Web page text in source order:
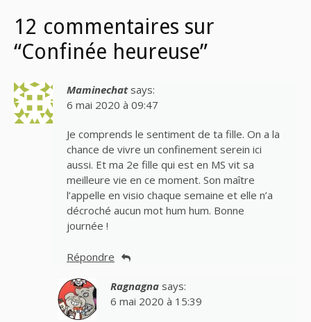
12 commentaires sur
“Confinée heureuse”
Maminechat says:
6 mai 2020 à 09:47
Je comprends le sentiment de ta fille. On a la
chance de vivre un confinement serein ici
aussi. Et ma 2e fille qui est en MS vit sa
meilleure vie en ce moment. Son maître
l’appelle en visio chaque semaine et elle n’a
décroché aucun mot hum hum. Bonne
journée !
Répondre
Ragnagna says:
6 mai 2020 à 15:39